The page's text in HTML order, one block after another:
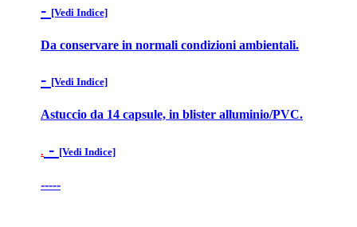
- [Vedi Indice]
Da conservare in normali condizioni ambientali.
- [Vedi Indice]
Astuccio da 14 capsule, in blister alluminio/PVC.
. - [Vedi Indice]
-----